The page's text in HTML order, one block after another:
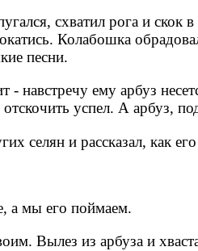
схватил рога и скок
Колабошка
песни.
навстречу ему арбуз
успел. А арбуз,
селян и рассказал, как
а мы его поймаем.
Вылез из арбуза и